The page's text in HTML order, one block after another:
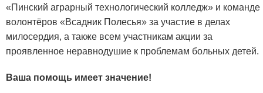
«Пинский аграрный технологический колледж» и команде
волонтёров «Всадник Полесья» за участие в делах
милосердия, а также всем участникам акции за
проявленное неравнодушие к проблемам больных детей.
Ваша помощь имеет значение!